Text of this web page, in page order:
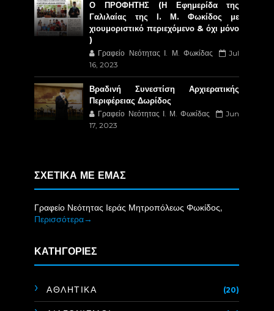
Ο ΠΡΟΦΗΤΗΣ (Η Εφημερίδα της
Γαλιλαίας της Ι. Μ. Φωκίδος με
χιουμοριστικό περιεχόμενο & όχι μόνο
)
Γραφείο Νεότητας Ι. Μ. Φωκίδας
Jul
16, 2023
Βραδινή Συνεστίση Αρχιερατικής
Περιφέρειας Δωρίδος
Γραφείο Νεότητας Ι. Μ. Φωκίδας
Jun
17, 2023
ΣΧΕΤΙΚΑ ΜΕ ΕΜΑΣ
Γραφείο Νεότητας Ιεράς Μητροπόλεως Φωκίδος,
Περισσότερα→
ΚΑΤΗΓΟΡΙΕΣ
ΑΘΛΗΤΙΚΑ (20)